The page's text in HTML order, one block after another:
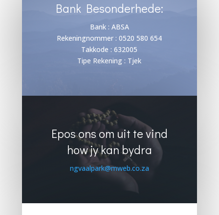
Bank Besonderhede:
Bank : ABSA
Rekeningnommer : 0520 580 654
Takkode : 632005
Tipe Rekening : Tjek
Epos ons om uit te vind
how jy kan bydra
ngvaalpark@mweb.co.za